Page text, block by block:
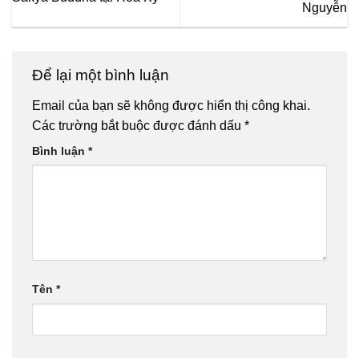
Nguyễn
Để lại một bình luận
Email của bạn sẽ không được hiển thị công khai.
Các trường bắt buộc được đánh dấu *
Bình luận *
Tên *